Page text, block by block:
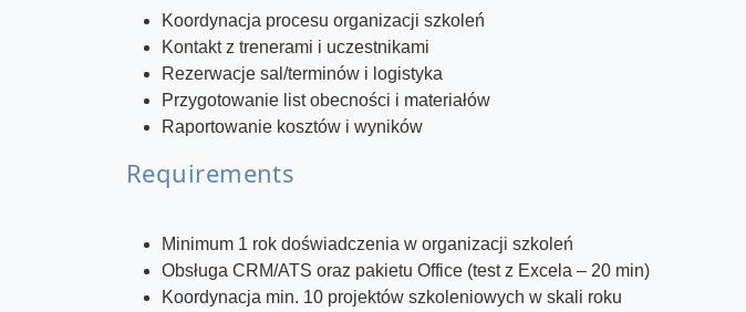
Koordynacja procesu organizacji szkoleń
Kontakt z trenerami i uczestnikami
Rezerwacje sal/terminów i logistyka
Przygotowanie list obecności i materiałów
Raportowanie kosztów i wyników
Requirements
Minimum 1 rok doświadczenia w organizacji szkoleń
Obsługa CRM/ATS oraz pakietu Office (test z Excela – 20 min)
Koordynacja min. 10 projektów szkoleniowych w skali roku